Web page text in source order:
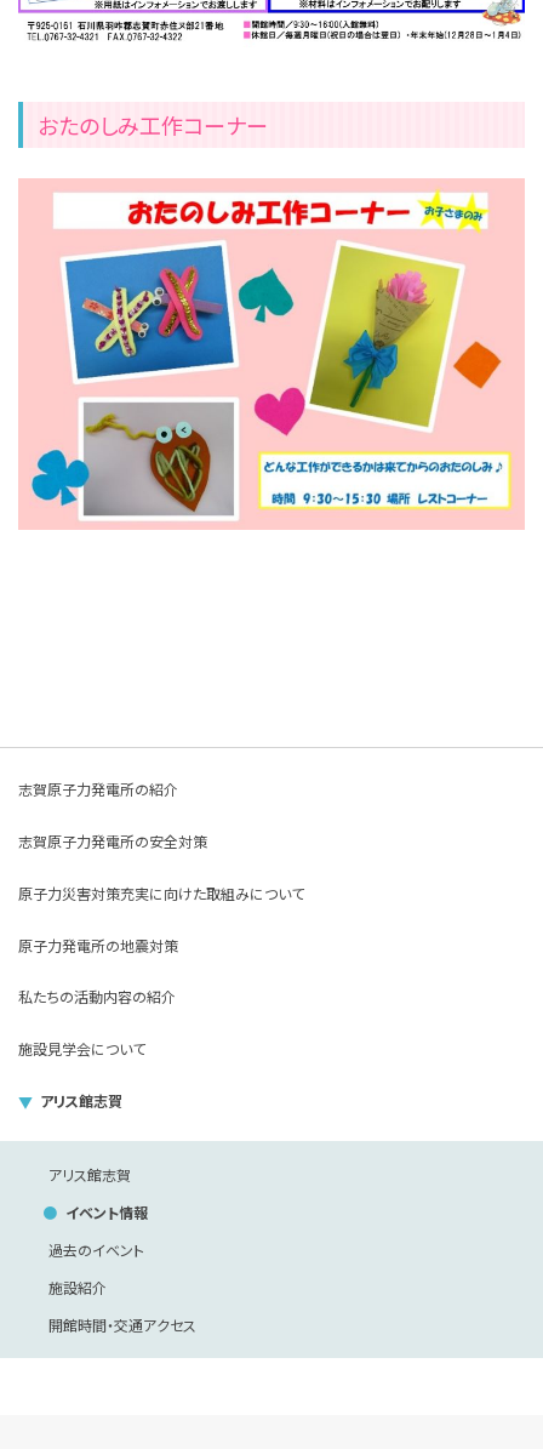
おたのしみ工作コーナー
志賀原子力発電所の紹介
志賀原子力発電所の安全対策
原子力災害対策充実に向けた取組みについて
原子力発電所の地震対策
私たちの活動内容の紹介
施設見学会について
アリス館志賀
アリス館志賀
イベント情報
過去のイベント
施設紹介
開館時間・交通アクセス